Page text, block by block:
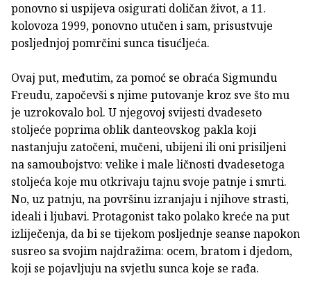
ponovno si uspijeva osigurati doličan život, a 11.
kolovoza 1999, ponovno utučen i sam, prisustvuje
posljednjoj pomrčini sunca tisućljeća.
Ovaj put, međutim, za pomoć se obraća Sigmundu
Freudu, započevši s njime putovanje kroz sve što mu
je uzrokovalo bol. U njegovoj svijesti dvadeseto
stoljeće poprima oblik danteovskog pakla koji
nastanjuju zatočeni, mučeni, ubijeni ili oni prisiljeni
na samoubojstvo: velike i male ličnosti dvadesetoga
stoljeća koje mu otkrivaju tajnu svoje patnje i smrti.
No, uz patnju, na površinu izranjaju i njihove strasti,
ideali i ljubavi. Protagonist tako polako kreće na put
izliječenja, da bi se tijekom posljednje seanse napokon
susreo sa svojim najdražima: ocem, bratom i djedom,
koji se pojavljuju na svjetlu sunca koje se rađa.